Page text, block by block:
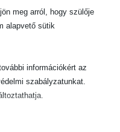
alvásával kapcsolatos
baba esetén. Léteznek
a korai hetekben, 8-10
Vannak azonban
meg arról, hogy szülője
alapvető sütik
információkért az
szabályzatunkat.